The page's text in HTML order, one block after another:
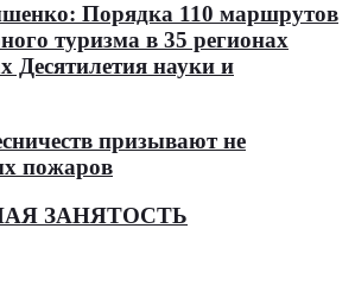
Порядка 110 маршрутов
туризма в 35 регионах
Десятилетия науки и
призывают не
пожаров
ЗАНЯТОСТЬ